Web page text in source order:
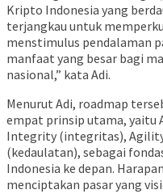
Kripto Indonesia yang
terjangkau untuk
menstimulus pendalaman
manfaat yang besar bagi
nasional,” kata Adi.
Menurut Adi, roadmap
empat prinsip utama, yaitu
Integrity (integritas),
(kedaulatan), sebagai
Indonesia ke depan.
menciptakan pasar yang